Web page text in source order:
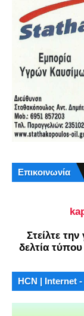
Επικοινωνία
Στείλτε
δελτία
HCN | Internet